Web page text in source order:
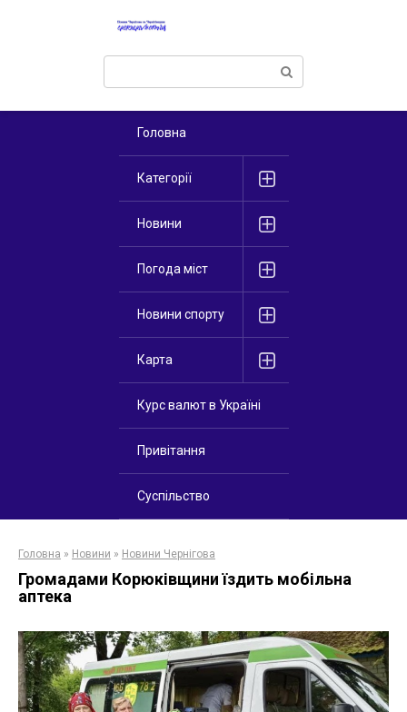
Поиск:
Головна
Категорії
Новини
Погода міст
Новини спорту
Карта
Курс валют в Україні
Привітання
Суспільство
Головна » Новини » Новини Чернігова
Громадами Корюківщини їздить мобільна
аптека